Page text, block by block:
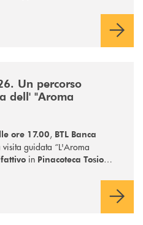
Un percorso
dell' "Aroma
ore 17.00, BTL Banca
guidata “L'Aroma
in Pinacoteca Tosio